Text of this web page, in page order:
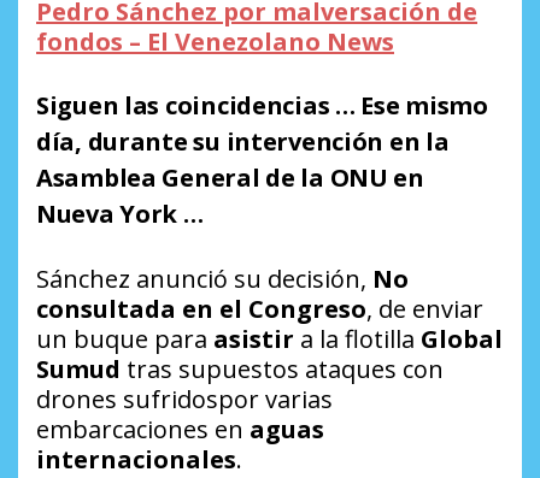
Pedro Sánchez por malversación de
fondos – El Venezolano News
Siguen las coincidencias … Ese mismo
día, durante su intervención en la
Asamblea General de la ONU en
Nueva York …
Sánchez anunció su decisión, No
consultada en el Congreso, de enviar
un buque para asistir a la flotilla Global
Sumud tras supuestos ataques con
drones sufridospor varias
embarcaciones en aguas
internacionales.